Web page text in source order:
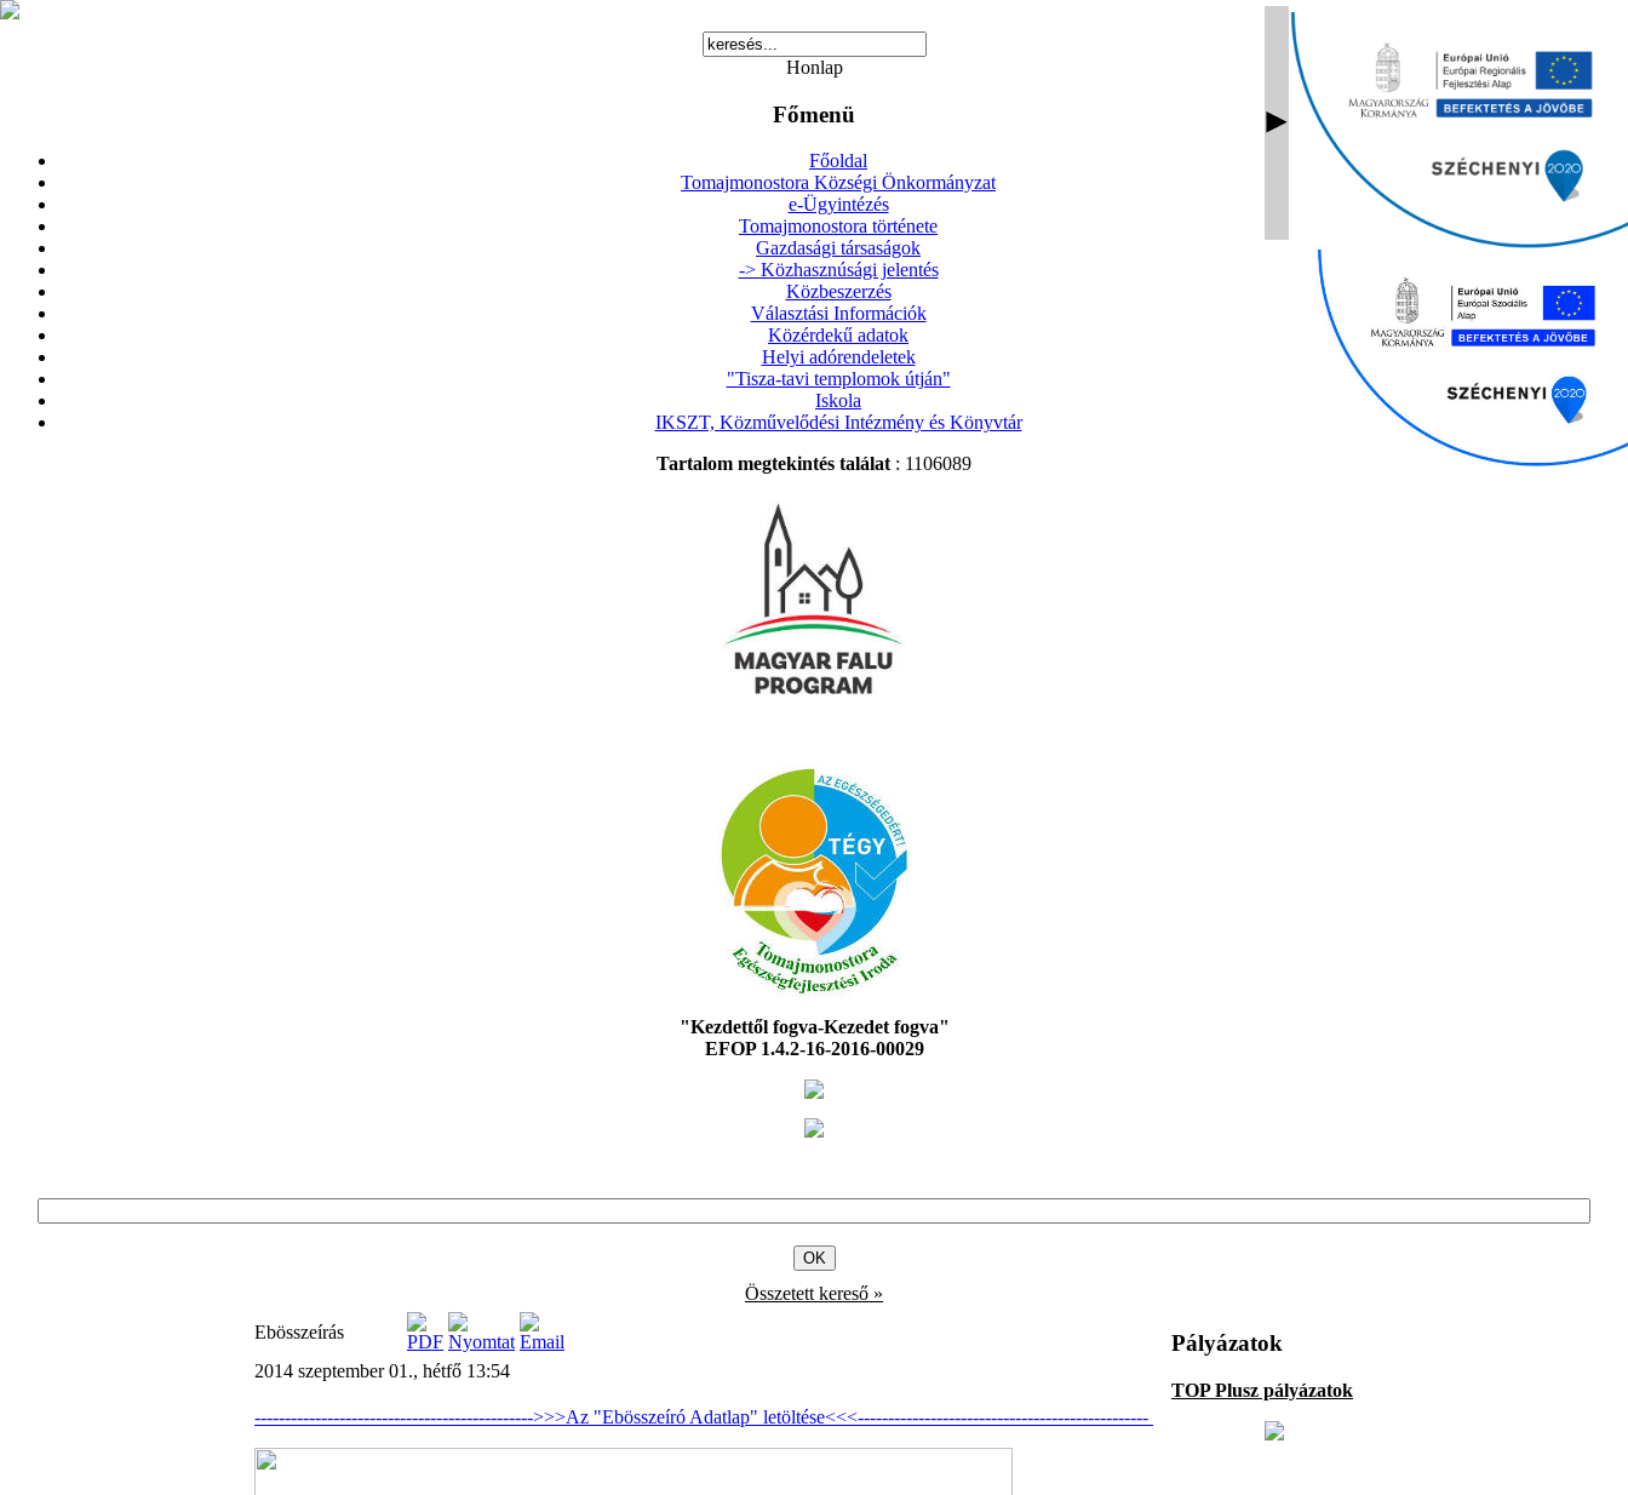
Honlap
Főmenü
Főoldal
Tomajmonostora Községi Önkormányzat
e-Ügyintézés
Tomajmonostora története
Gazdasági társaságok
-> Közhasznúsági jelentés
Közbeszerzés
Választási Információk
Közérdekű adatok
Helyi adórendeletek
"Tisza-tavi templomok útján"
Iskola
IKSZT, Közművelődési Intézmény és Könyvtár
Tartalom megtekintés találat: 1106089
"Kezdettől fogva-Kezedet fogva"
EFOP 1.4.2-16-2016-00029
Összetett kereső »
Ebösszeírás
2014 szeptember 01., hétfő 13:54
---------------------------------------------->>>Az "Ebösszeíró Adatlap" letöltése<<<------------------------------------------------
Pályázatok
TOP Plusz pályázatok